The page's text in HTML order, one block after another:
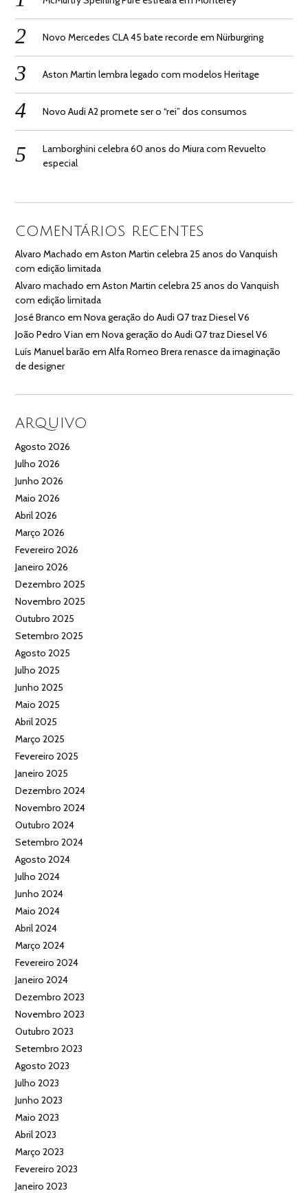
Novo Mercedes CLA 45 bate recorde em Nürburgring
Aston Martin lembra legado com modelos Heritage
Novo Audi A2 promete ser o “rei” dos consumos
Lamborghini celebra 60 anos do Miura com Revuelto
especial
COMENTÁRIOS RECENTES
Alvaro Machado emAston Martin celebra 25 anos do Vanquish
com edição limitada
Alvaro machado emAston Martin celebra 25 anos do Vanquish
com edição limitada
José Branco emNova geração do Audi Q7 traz Diesel V6
João Pedro Vian emNova geração do Audi Q7 traz Diesel V6
Luís Manuel barão emAlfa Romeo Brera renasce da imaginação
de designer
ARQUIVO
Agosto 2026
Julho 2026
Junho 2026
Maio 2026
Abril 2026
Março 2026
Fevereiro 2026
Janeiro 2026
Dezembro 2025
Novembro 2025
Outubro 2025
Setembro 2025
Agosto 2025
Julho 2025
Junho 2025
Maio 2025
Abril 2025
Março 2025
Fevereiro 2025
Janeiro 2025
Dezembro 2024
Novembro 2024
Outubro 2024
Setembro 2024
Agosto 2024
Julho 2024
Junho 2024
Maio 2024
Abril 2024
Março 2024
Fevereiro 2024
Janeiro 2024
Dezembro 2023
Novembro 2023
Outubro 2023
Setembro 2023
Agosto 2023
Julho 2023
Junho 2023
Maio 2023
Abril 2023
Março 2023
Fevereiro 2023
Janeiro 2023